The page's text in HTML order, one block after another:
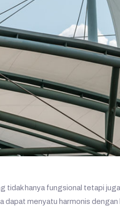
hanya fungsional tetapi
menyatu harmonis